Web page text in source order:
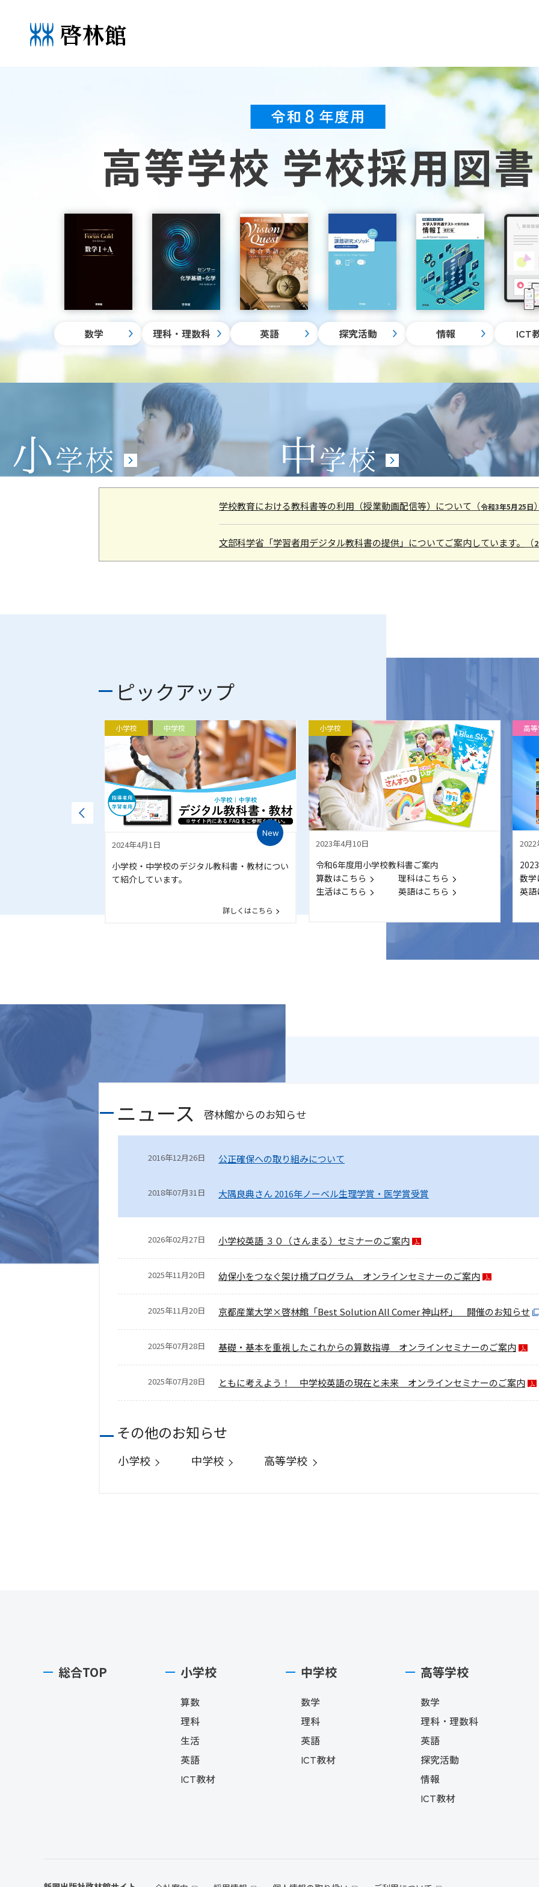
数学 理科・理数科 英語
数学 理科・理数科 英語 探究活動 情報 ICT
学校教育における教科書等の利用（授業動画配信等）について （令和3年5月25日
文部科学省「学習者用デジタル教科書の提供」についてご案内しています。 （
ピックアップ
小学校 中学校
2024年4月1日
小学校・中学校のデジタル教科書・教材につい
て紹介しています。
詳しくはこちら
小学校
2023年4月10日
令和6年度用小学校教科書ご案内
算数はこちら
理科はこちら
生活はこちら
英語はこちら
高
2022
数学
英語
ニュース 啓林館からのお知らせ
2016年12月26日 公正確保への取り組みについて
2018年07月31日 大隅良典さん 2016年ノーベル生理学賞・医学賞受賞
2026年02月27日 小学校英語 ３０（さんまる）セミナーのご案内
2025年11月20日 幼保小をつなぐ架け橋プログラム オンラインセミナーのご案内
2025年11月20日 京都産業大学×啓林館「Best Solution All Comer 神山杯」 開催のお知らせ
2025年07月28日 基礎・基本を重視したこれからの算数指導 オンラインセミナーのご案内
2025年07月28日 ともに考えよう！ 中学校英語の現在と未来 オンラインセミナーのご案内
その他のお知らせ
小学校 中学校 高等学校
総合TOP 小学校
算数
理科
生活
英語
ICT教材
中学校
数学
理科
英語
ICT教材
高等学校
数学
理科・理数科
英語
探究活動
情報
ICT教材